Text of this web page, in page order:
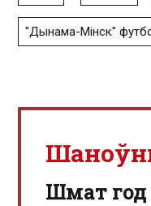
"Дынама-Мінск"
Шмат